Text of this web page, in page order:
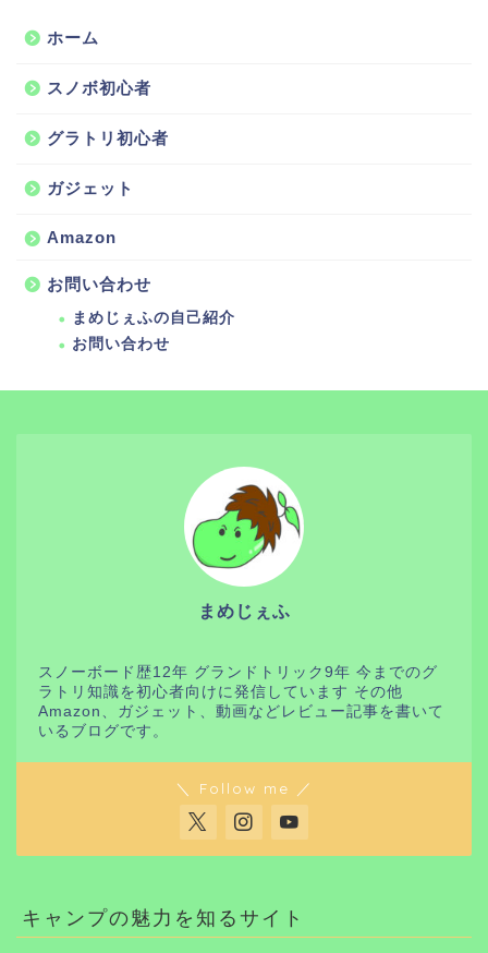
ホーム
スノボ初心者
グラトリ初心者
ガジェット
Amazon
お問い合わせ
まめじぇふの自己紹介
お問い合わせ
まめじぇふ
スノーボード歴12年 グランドトリック9年 今までのグ
ラトリ知識を初心者向けに発信しています その他
Amazon、ガジェット、動画などレビュー記事を書いて
いるブログです。
＼ Follow me ／
キャンプの魅力を知るサイト